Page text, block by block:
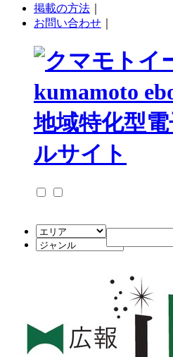
掲載の方法
お問い合わせ